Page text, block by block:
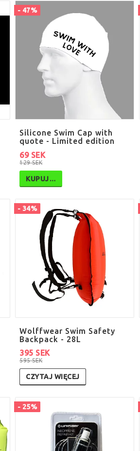
- 47%
Silicone Swim Cap with
quote - Limited edition
129 SEK
69 SEK
KUPUJ…
- 34%
Wolffwear Swim Safety
Backpack - 28L
595 SEK
395 SEK
CZYTAJ WIĘCEJ
- 25%